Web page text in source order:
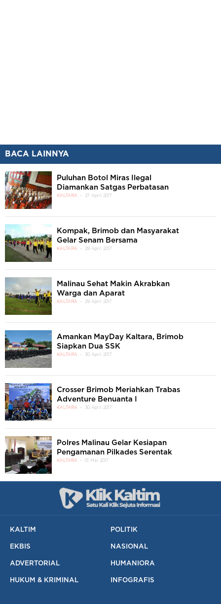
BACA LAINNYA
Puluhan Botol Miras Ilegal
Diamankan Satgas Perbatasan
KALTARA 27 April 2017
Kompak, Brimob dan Masyarakat
Gelar Senam Bersama
KALTARA 29 April 2017
Malinau Sehat Makin Akrabkan
Warga dan Aparat
KALTARA 29 April 2017
Amankan MayDay Kaltara, Brimob
Siapkan Dua SSK
KALTARA 30 April 2017
Crosser Brimob Meriahkan Trabas
Adventure Benuanta I
KALTARA 30 April 2017
Polres Malinau Gelar Kesiapan
Pengamanan Pilkades Serentak
KALTARA 01 Mei 2017
KALTIM POLITIK
EKBIS NASIONAL
ADVERTORIAL HUMANIORA
HUKUM & KRIMINAL INFOGRAFIS